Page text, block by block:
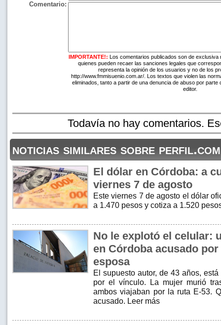
Comentario:
IMPORTANTE!: Los comentarios publicados son de
quienes pueden recaer las sanciones legales que
representa la opinión de los usuarios y no de los
http://www.fmmisuenio.com.ar/. Los textos que violen las
eliminados, tanto a partir de una denuncia de abuso por
editor.
Todavía no hay comentarios.
noticias similares sobre perfil.com
El dólar en Córdoba: a
viernes 7 de agosto
Este viernes 7 de agosto el dólar
a 1.470 pesos y cotiza a 1.520
No le explotó el celular:
en Córdoba acusado
esposa
El supuesto autor, de 43 años,
por el vínculo. La mujer murió
ambos viajaban por la ruta E-53.
acusado. Leer más